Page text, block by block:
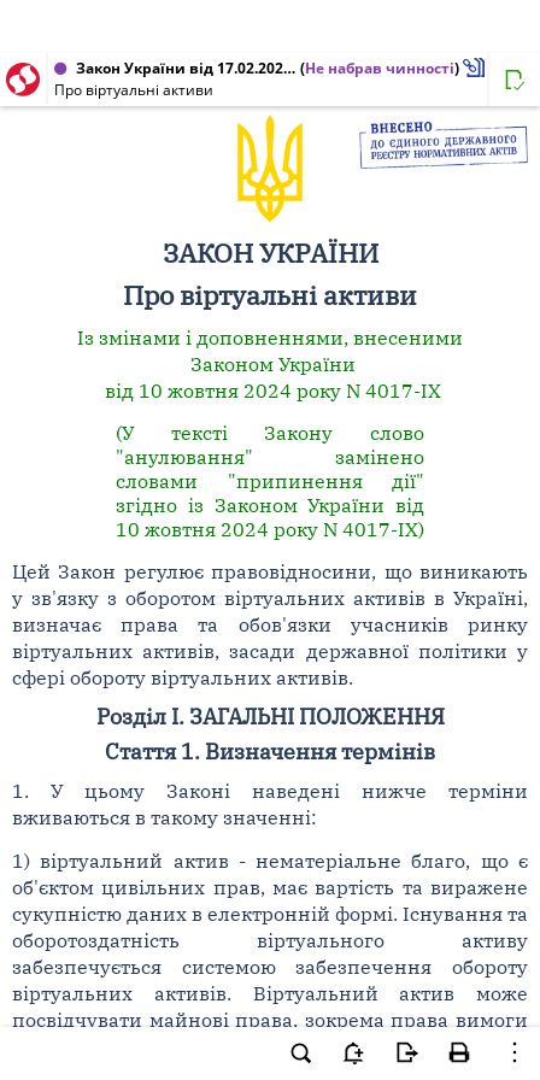
Закон України від 17.02.2022 № 2074-IX (Не набрав чинності)
Про віртуальні активи